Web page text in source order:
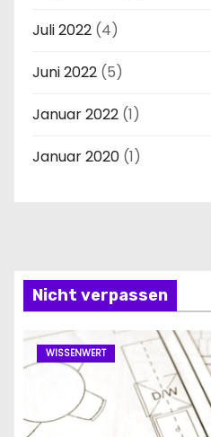
Juli 2022 (4)
Juni 2022 (5)
Januar 2022 (1)
Januar 2020 (1)
Nicht verpassen
WISSENWERT